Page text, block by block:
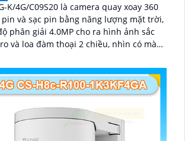
K/4G/C09S20 là camera quay xoay 360
và sạc pin bằng năng lượng mặt trời,
phân giải 4.0MP cho ra hình ảnh sắc
và loa đàm thoại 2 chiều, nhìn có màu